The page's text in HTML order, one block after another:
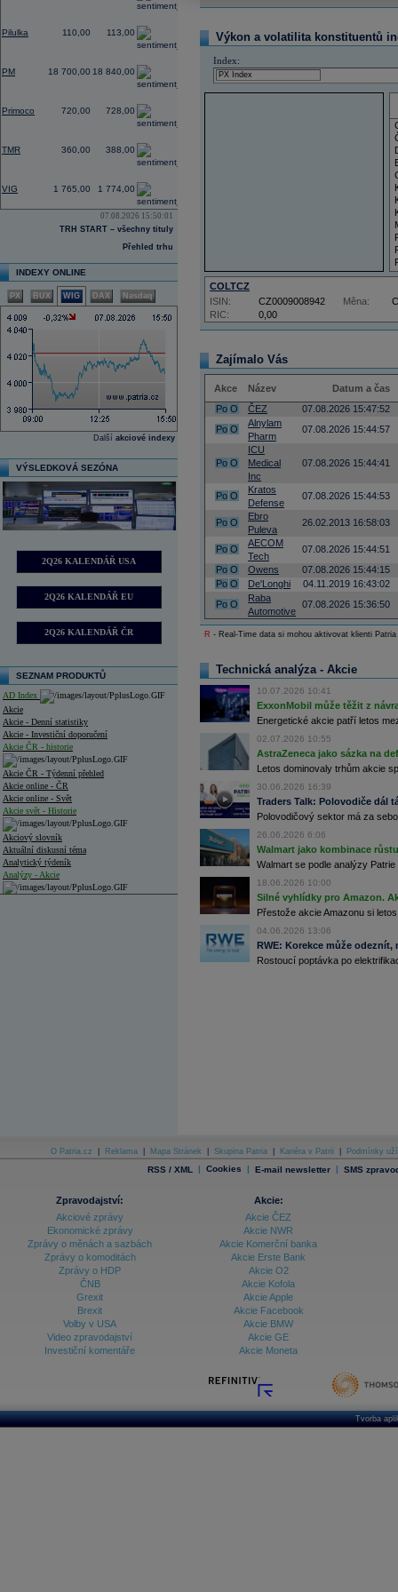
Pilulka 110,00 113,00
PM 18 700,00 18 840,00
Primoco 720,00 728,00
TMR 360,00 388,00
VIG 1 765,00 1 774,00
07.08.2026 15:50:01
TRH START – všechny tituly
Přehled trhu
INDEXY ONLINE
PX BUX WIG DAX Nasdaq
Další akciové indexy
VÝSLEDKOVÁ SEZÓNA
2Q26 KALENDÁŘ USA
2Q26 KALENDÁŘ EU
2Q26 KALENDÁŘ ČR
SEZNAM PRODUKTŮ
AD Index
Akcie
Akcie - Denní statistiky
Akcie - Investiční doporučení
Akcie ČR - historie
Akcie ČR - Týdenní přehled
Akcie online - ČR
Akcie online - Svět
Akcie svět - Historie
Akciový slovník
Aktuální diskusní téma
Analytický týdeník
Analýzy - Akcie
Archiv - Měsíční makroekonomické přehledy
Archiv - Vývoj české koruny
Archiv analýz - Makroukazatele
Ceny průmyslových výrobců - Data a prognózy
Ceny průmyslových výrobců - Graf (ČR)
Ceny průmyslových výrobců - Kalendář (ČR)
Ceny průmyslových výrobců - Zpravodajství
Databanka - Ceny
Výkon a volatilita konstituentů
Index:
COLTCZ
RIC: 0,00
ISIN: CZ0009008942 Měna:
Zajímalo Vás
Akce Název
Datum a čas
Po O ČEZ
07.08.2026 15:47:52
Po O
Alnylam
Pharm
07.08.2026 15:44:57
Po O
ICU
Medical
Inc
07.08.2026 15:44:41
Po O
Kratos
Defense
07.08.2026 15:44:53
Po O
Ebro
Puleva
26.02.2013 16:58:03
Po O
AECOM
Tech
07.08.2026 15:44:51
Po O Owens
07.08.2026 15:44:15
Po O De'Longhi
04.11.2019 16:43:02
Po O
Raba
Automotive
07.08.2026 15:36:50
R - Real-Time data si mohou aktivovat klienti
Technická analýza - Akcie
10.07.2026 10:41
ExxonMobil může těžit z
Energetické akcie patří letos
02.07.2026 10:55
AstraZeneca jako sázka na
Letos dominovaly trhům akcie
30.06.2026 16:39
Traders Talk: Polovodiče dál
Polovodičový sektor má za
26.06.2026 6:06
Walmart jako kombinace
Walmart se podle analýzy
18.06.2026 10:00
Silné vyhlídky pro Amazon.
Přestože akcie Amazonu si
04.06.2026 13:06
RWE: Korekce může
Rostoucí poptávka po
O Patria.cz Reklama Mapa Stránek Skupina Patria Kariéra v Patrii Podmínky
RSS / XML | Cookies | E-mail newsletter | SMS
Zpravodajství:
Akciové zprávy
Ekonomické zprávy
Zprávy o měnách a sazbách
Zprávy o komoditách
Zprávy o HDP
ČNB
Grexit
Brexit
Volby v USA
Video zpravodajství
Investiční komentáře
Akcie:
Akcie ČEZ
Akcie NWR
Akcie Komerční banka
Akcie Erste Bank
Akcie O2
Akcie Kofola
Akcie Apple
Akcie Facebook
Akcie BMW
Akcie GE
Akcie Moneta
Tvorba